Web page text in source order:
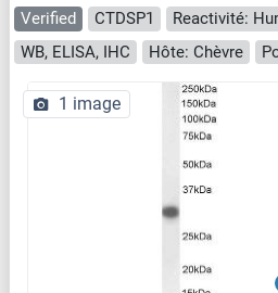
Verified CTDSP1
Reactivité:
WB, ELISA, IHC
Hôte: Chèvre
1 image